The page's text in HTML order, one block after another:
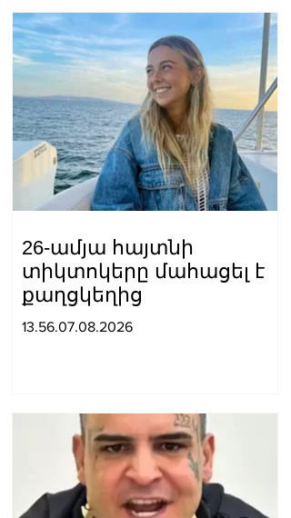
Գաբրիելյանը՝ ԱԺ
փոխնախագահի
ընդդիմադիր թեկնածուի
ընտրության մասին
26-ամյա հայտնի
տիկտոկերը մահացել է
քաղցկեղից
13.56.07.08.2026